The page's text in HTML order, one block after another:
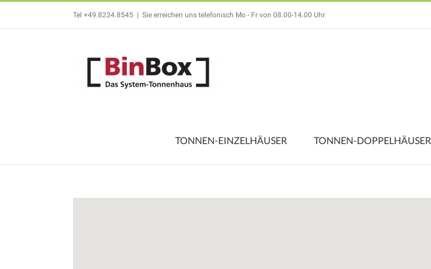
springen
Tel +49.8234.8545 | Sie erreichen uns telefonisch Mo - Fr von 08.00-14.00 Uhr
TONNEN-EINZELHÄUSER TONNEN-DOPPELHÄUSER